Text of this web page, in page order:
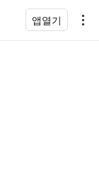
앱열기